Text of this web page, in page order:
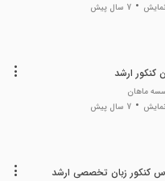
7 سال پیش
کنکور ارشد
ماهان
7 سال پیش
کنکور زبان تخصصی ارشد